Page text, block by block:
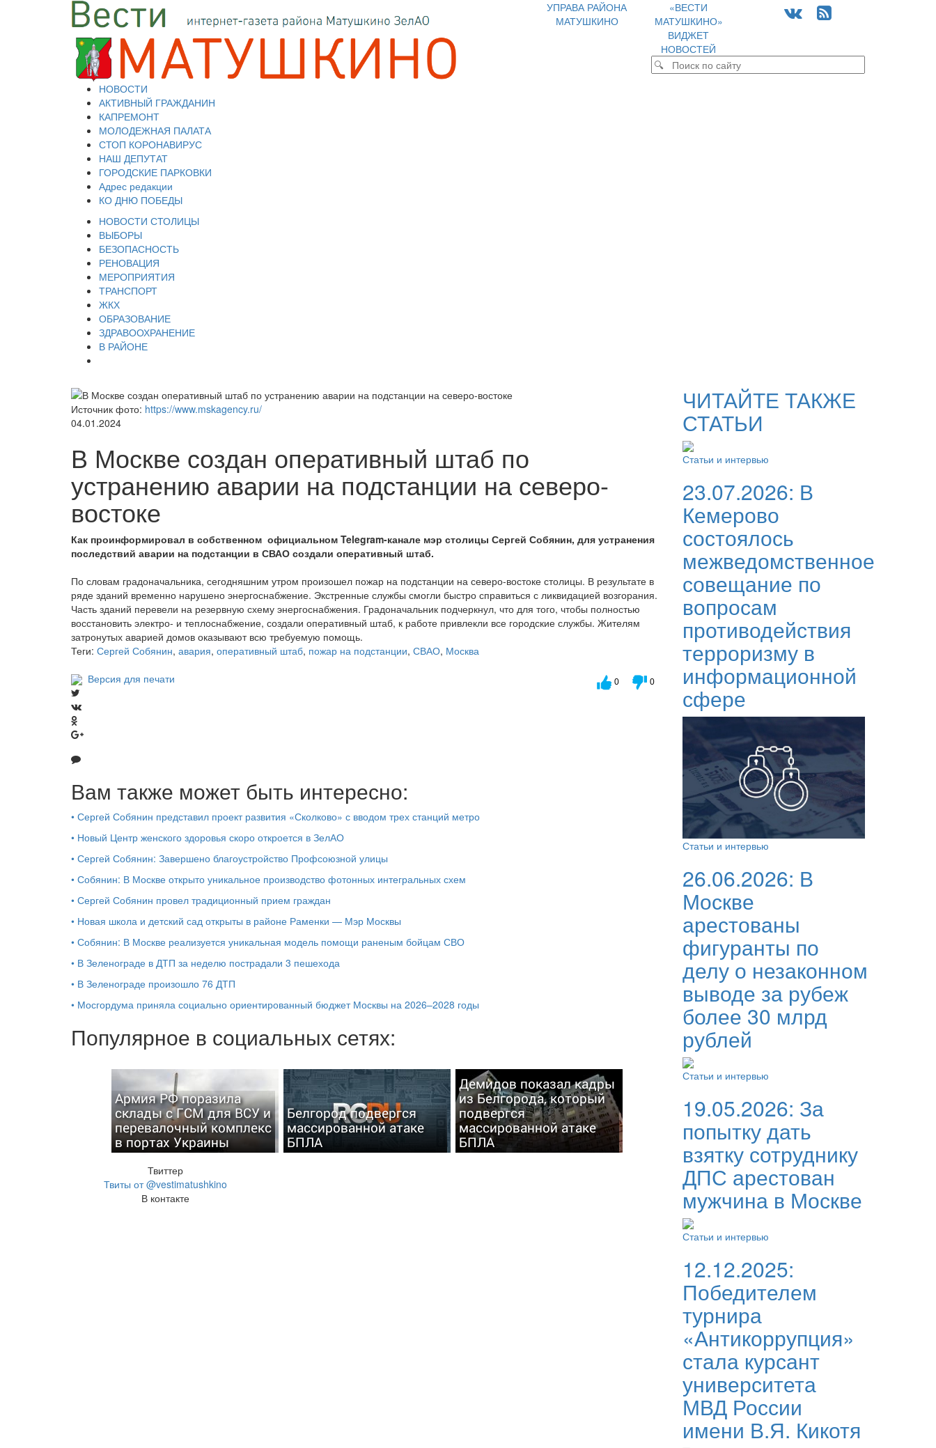
УПРАВА РАЙОНА
МАТУШКИНО
«ВЕСТИ
МАТУШКИНО»
ВИДЖЕТ
НОВОСТЕЙ
НОВОСТИ
АКТИВНЫЙ ГРАЖДАНИН
КАПРЕМОНТ
МОЛОДЕЖНАЯ ПАЛАТА
СТОП КОРОНАВИРУС
НАШ ДЕПУТАТ
ГОРОДСКИЕ ПАРКОВКИ
Адрес редакции
КО ДНЮ ПОБЕДЫ
НОВОСТИ СТОЛИЦЫ
ВЫБОРЫ
БЕЗОПАСНОСТЬ
РЕНОВАЦИЯ
МЕРОПРИЯТИЯ
ТРАНСПОРТ
ЖКХ
ОБРАЗОВАНИЕ
ЗДРАВООХРАНЕНИЕ
В РАЙОНЕ
Источник фото: https://www.mskagency.ru/
04.01.2024
В Москве создан оперативный штаб по
устранению аварии на подстанции на северо-
востоке
Как проинформировал в собственном официальном Telegram-канале мэр столицы Сергей Собянин, для устранения
последствий аварии на подстанции в СВАО создали оперативный штаб.
По словам градоначальника, сегодняшним утром произошел пожар на подстанции на северо-востоке столицы. В результате в
ряде зданий временно нарушено энергоснабжение. Экстренные службы смогли быстро справиться с ликвидацией возгорания.
Часть зданий перевели на резервную схему энергоснабжения. Градоначальник подчеркнул, что для того, чтобы полностью
восстановить электро- и теплоснабжение, создали оперативный штаб, к работе привлекли все городские службы. Жителям
затронутых аварией домов оказывают всю требуемую помощь.
Теги: Сергей Собянин, авария, оперативный штаб, пожар на подстанции, СВАО, Москва
Версия для печати
0 0
Вам также может быть интересно:
• Сергей Собянин представил проект развития «Сколково» с вводом трех станций метро
• Новый Центр женского здоровья скоро откроется в ЗелАО
• Сергей Собянин: Завершено благоустройство Профсоюзной улицы
• Собянин: В Москве открыто уникальное производство фотонных интегральных схем
• Сергей Собянин провел традиционный прием граждан
• Новая школа и детский сад открыты в районе Раменки — Мэр Москвы
• Собянин: В Москве реализуется уникальная модель помощи раненым бойцам СВО
• В Зеленограде в ДТП за неделю пострадали 3 пешехода
• В Зеленограде произошло 76 ДТП
• Мосгордума приняла социально ориентированный бюджет Москвы на 2026–2028 годы
Популярное в социальных сетях:
Армия РФ поразила
склады с ГСМ для ВСУ и
перевалочный комплекс
в портах Украины
Белгород подвергся
массированной атаке
БПЛА
Демидов показал кадры
из Белгорода, который
подвергся
массированной атаке
БПЛА
Твиттер
Твиты от @vestimatushkino
В контакте
ЧИТАЙТЕ ТАКЖЕ
СТАТЬИ
Статьи и интервью
23.07.2026: В
Кемерово
состоялось
межведомственное
совещание по
вопросам
противодействия
терроризму в
информационной
сфере
Статьи и интервью
26.06.2026: В
Москве
арестованы
фигуранты по
делу о незаконном
выводе за рубеж
более 30 млрд
рублей
Статьи и интервью
19.05.2026: За
попытку дать
взятку сотруднику
ДПС арестован
мужчина в Москве
Статьи и интервью
12.12.2025:
Победителем
турнира
«Антикоррупция»
стала курсант
университета
МВД России
имени В.Я. Кикотя